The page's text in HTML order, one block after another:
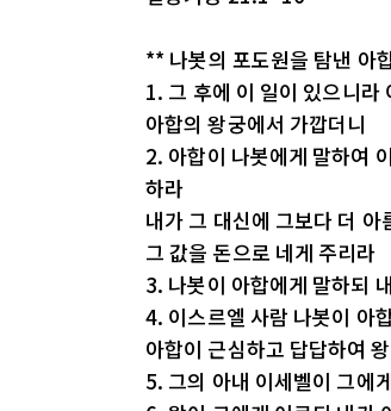
** 나봇의 포도원을 탐낸 아
1. 그 후에 이 일이 있으니라
아합의 왕궁에서 가깝더니
2. 아합이 나봇에게 말하여
하라
내가 그 대신에 그보다 더
그 값을 돈으로 네게 주리라
3. 나봇이 아합에게 말하되
4. 이스르엘 사람 나봇이 아
아합이 근심하고 답답하여
5. 그의 아내 이세벨이 그에